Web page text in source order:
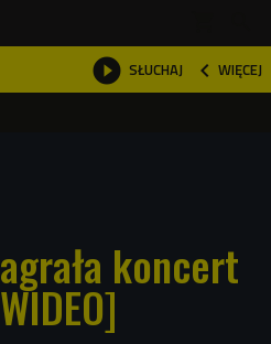
 SŁUCHAJ  WIĘCEJ

koncert